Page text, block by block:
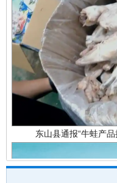
东山县通报“牛蛙产